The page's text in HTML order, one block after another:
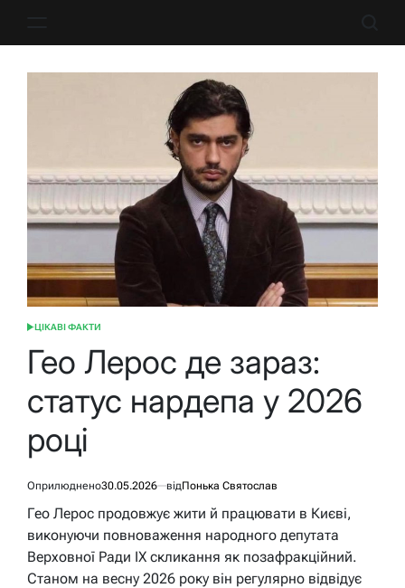
ОПУБЛІКУВАТИ
ЦІКАВІ ФАКТИ
Гео Лерос де зараз:
статус нардепа у 2026
році
Оприлюднено30.05.2026 відПонька Святослав
Гео Лерос продовжує жити й працювати в Києві,
виконуючи повноваження народного депутата
Верховної Ради IX скликання як позафракційний.
Станом на весну 2026 року він регулярно відвідує